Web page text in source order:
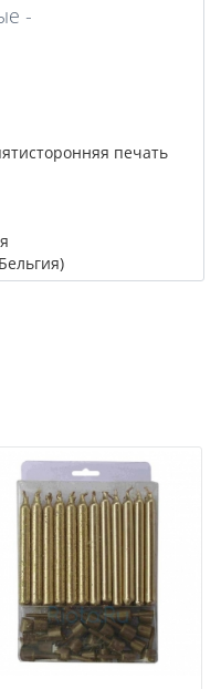
-
печать